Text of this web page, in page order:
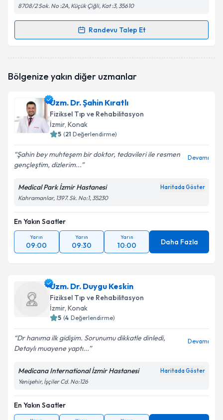
8708/2 Sok. No :2A, Küçük Çiğli, Kat :3, 35610
Randevu Talep Et
Randevu Takvimi Talebi
oluşturun. Size bu uzmandan randevu almanız için bir
E-posta Adresiniz
Kişisel verilerimin işlenmesine ilişkinAydınlatma
Metni'ni okudum ve kişisel verilerimin belirtilen
Bölgenize yakın diğer uzmanlar
Uzm. Dr. Şahin Kıratlı
Fiziksel Tıp ve Rehabilitasyon
İzmir, Konak
5 (21 Değerlendirme)
Şahin bey muhteşem bir doktor, tedavileri ile resmen
gençleştim, dizlerim...
Devamı
Medical Park İzmir Hastanesi Haritada Göster
Kahramanlar, 1397. Sk. No:1, 35230
En Yakın Saatler
Yarın
09:00
Yarın
09:30
Yarın
10:00 Daha Fazla
Uzm. Dr. Duygu Keskin
Fiziksel Tıp ve Rehabilitasyon
İzmir, Konak
5 (4 Değerlendirme)
Dr hanıma ilk gidişim. Sorunumu dikkatle dinledi,
Detaylı muayene yaptı...
Devamı
Medicana International İzmir Hastanesi Haritada Göster
Yenişehir, İşçiler Cd. No:126
En Yakın Saatler